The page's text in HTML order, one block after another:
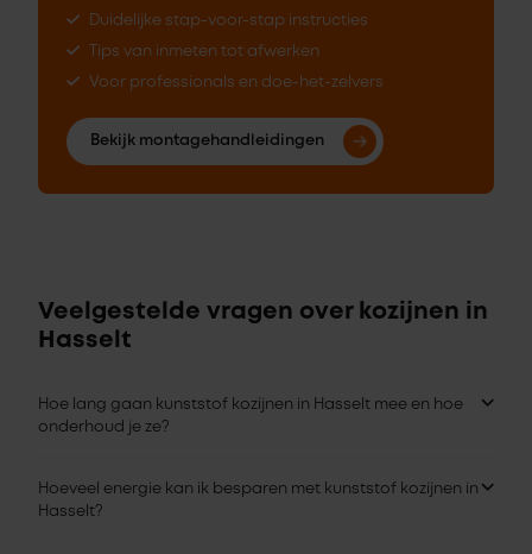
Duidelijke stap-voor-stap instructies
Tips van inmeten tot afwerken
Voor professionals en doe-het-zelvers
Bekijk montagehandleidingen
Veelgestelde vragen over kozijnen in
Hasselt
Hoe lang gaan kunststof kozijnen in Hasselt mee en hoe
onderhoud je ze?
Hoeveel energie kan ik besparen met kunststof kozijnen in
Hasselt?